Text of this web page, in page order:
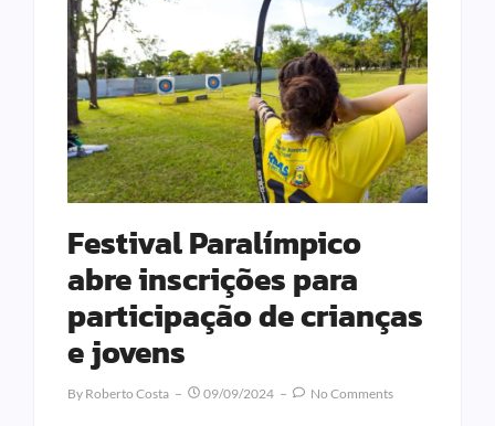
Festival Paralímpico
abre inscrições para
participação de crianças
e jovens
By Roberto Costa 09/09/2024 No Comments